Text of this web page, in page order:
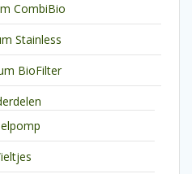
CombiBio
Stainless
BioFilter